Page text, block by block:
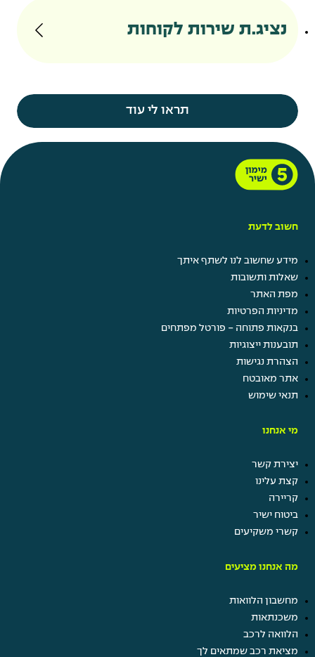
נציג.ת שירות לקוחות
תראו לי עוד
חשוב לדעת
מידע שחשוב לנו לשתף איתך
שאלות ותשובות
מפת האתר
מדיניות הפרטיות
בנקאות פתוחה - פורטל מפתחים
תובענות ייצוגיות
הצהרת נגישות
אתר מאובטח
תנאי שימוש
מי אנחנו
יצירת קשר
קצת עלינו
קריירה
ביטוח ישיר
קשרי משקיעים
מה אנחנו מציעים
מחשבון הלוואות
משכנתאות
הלוואה לרכב
מציאת רכב שמתאים לך